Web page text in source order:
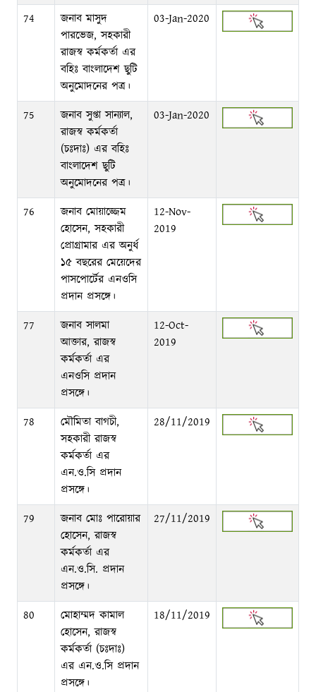
74
জনাব মাসুদ
পারভেজ, সহকারী
রাজস্ব কর্মকর্তা এর
বহিঃ বাংলাদেশ ছুটি
অনুমোদনের পত্র।
03-Jan-2020
75
জনাব সুপ্তা সান্যাল,
রাজস্ব কর্মকর্তা
(চঃদাঃ) এর বহিঃ
বাংলাদেশ ছুটি
অনুমোদনের পত্র।
03-Jan-2020
76
জনাব মোয়াজ্জেম
হোসেন, সহকারী
প্রোগ্রামার এর অনুর্ধ
১৫ বছরের মেয়েদের
পাসপোর্টের এনওসি
প্রদান প্রসঙ্গে।
12-Nov-
2019
77
জনাব সালমা
আক্তার, রাজস্ব
কর্মকর্তা এর
এনওসি প্রদান
প্রসঙ্গে।
12-Oct-
2019
78
মৌমিতা বাগচী,
সহকারী রাজস্ব
কর্মকর্তা এর
এন.ও.সি প্রদান
প্রসঙ্গে।
28/11/2019
79
জনাব মোঃ পারোয়ার
হোসেন, রাজস্ব
কর্মকর্তা এর
এন.ও.সি. প্রদান
প্রসঙ্গে।
27/11/2019
80
মোহাম্মদ কামাল
হোসেন, রাজস্ব
কর্মকর্তা (চঃদাঃ)
এর এন.ও.সি প্রদান
প্রসঙ্গে।
18/11/2019